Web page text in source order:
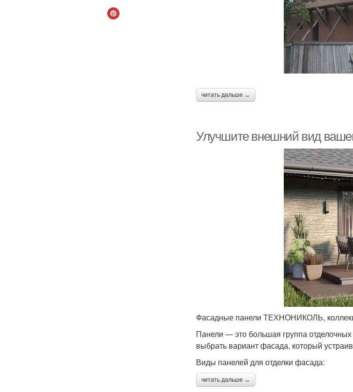
читать дальше →
Улучшите внешний вид
Фасадные панели ТЕХНОНИКОЛЬ,
Панели — это большая группа
выбрать вариант фасада, который
Виды панелей для отделки фасада:
читать дальше →